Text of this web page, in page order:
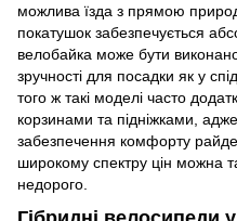
можлива їзда з прямою
покатушок забезпечується
велобайка може бути
зручності для посадки як у
того ж такі моделі часто
корзинами та підніжками,
забезпечення комфорту
широкому спектру цін можна
недорого.